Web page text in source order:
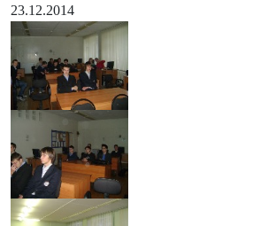
23.12.2014